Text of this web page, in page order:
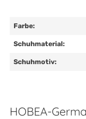
Farbe:
Schuhmaterial:
Schuhmotiv:
HOBEA-